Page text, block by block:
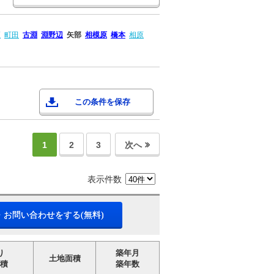
町田 古淵 淵野辺 矢部 相模原 橋本 相原
この条件を保存
1 2 3 次へ
表示件数
お問い合わせをする(無料)
土地面積
築年月
築年数